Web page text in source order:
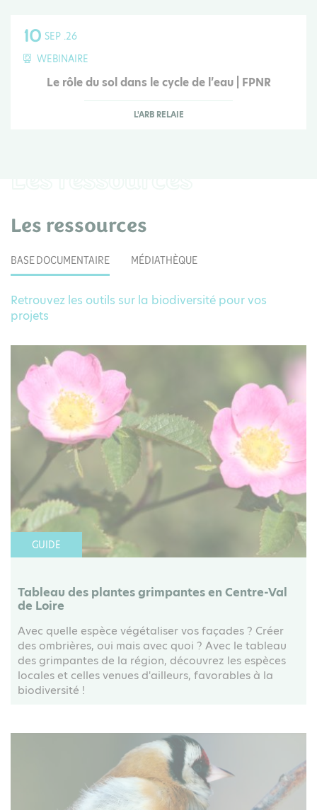
10 SEP .26
WEBINAIRE
Le rôle du sol dans le cycle de l’eau | FPNR
L'ARB RELAIE
Les ressources
BASE DOCUMENTAIRE MÉDIATHÈQUE
Retrouvez les outils sur la biodiversité pour vos
projets
GUIDE
Tableau des plantes grimpantes en Centre-Val
de Loire
Avec quelle espèce végétaliser vos façades ? Créer
des ombrières, oui mais avec quoi ? Avec le tableau
des grimpantes de la région, découvrez les espèces
locales et celles venues d'ailleurs, favorables à la
biodiversité !